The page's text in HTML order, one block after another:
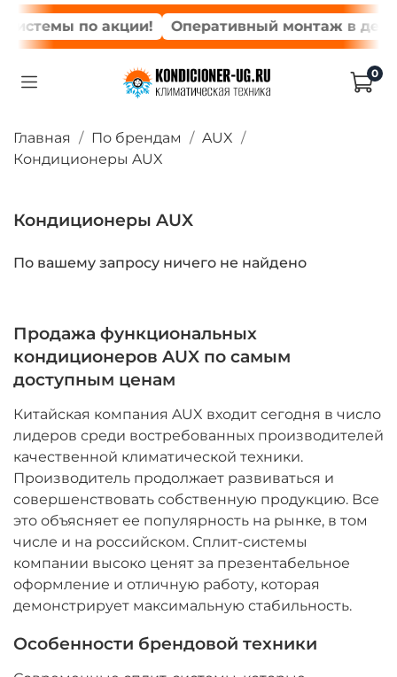
по акции! Оперативный монтаж в день
0
Главная По брендам
AUX
Кондиционеры AUX
Кондиционеры AUX
По вашему запросу ничего не найдено
Продажа функциональных
кондиционеров AUX по самым
доступным ценам
Китайская компания AUX входит сегодня в число
лидеров среди востребованных производителей
качественной климатической техники.
Производитель продолжает развиваться и
совершенствовать собственную продукцию. Все
это объясняет ее популярность на рынке, в том
числе и на российском. Сплит-системы
компании высоко ценят за презентабельное
оформление и отличную работу, которая
демонстрирует максимальную стабильность.
Особенности брендовой техники